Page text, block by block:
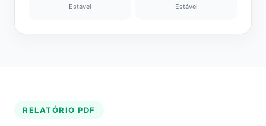
Estável Estável
RELATÓRIO PDF